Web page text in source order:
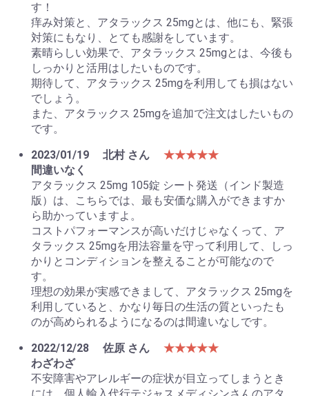
す！
痒み対策と、アタラックス 25mgとは、他にも、緊張
対策にもなり、とても感謝をしています。
素晴らしい効果で、アタラックス 25mgとは、今後も
しっかりと活用はしたいものです。
期待して、アタラックス 25mgを利用しても損はない
でしょう。
また、アタラックス 25mgを追加で注文はしたいもの
です。
2023/01/19
北村 さん
★★★★★
間違いなく
アタラックス 25mg 105錠 シート発送（インド製造
版）は、こちらでは、最も安価な購入ができますか
ら助かっていますよ。
コストパフォーマンスが高いだけじゃなくって、ア
タラックス 25mgを用法容量を守って利用して、しっ
かりとコンディションを整えることが可能なので
す。
理想の効果が実感できまして、アタラックス 25mgを
利用していると、かなり毎日の生活の質といったも
のが高められるようになるのは間違いなしです。
2022/12/28
佐原 さん
★★★★★
わざわざ
不安障害やアレルギーの症状が目立ってしまうとき